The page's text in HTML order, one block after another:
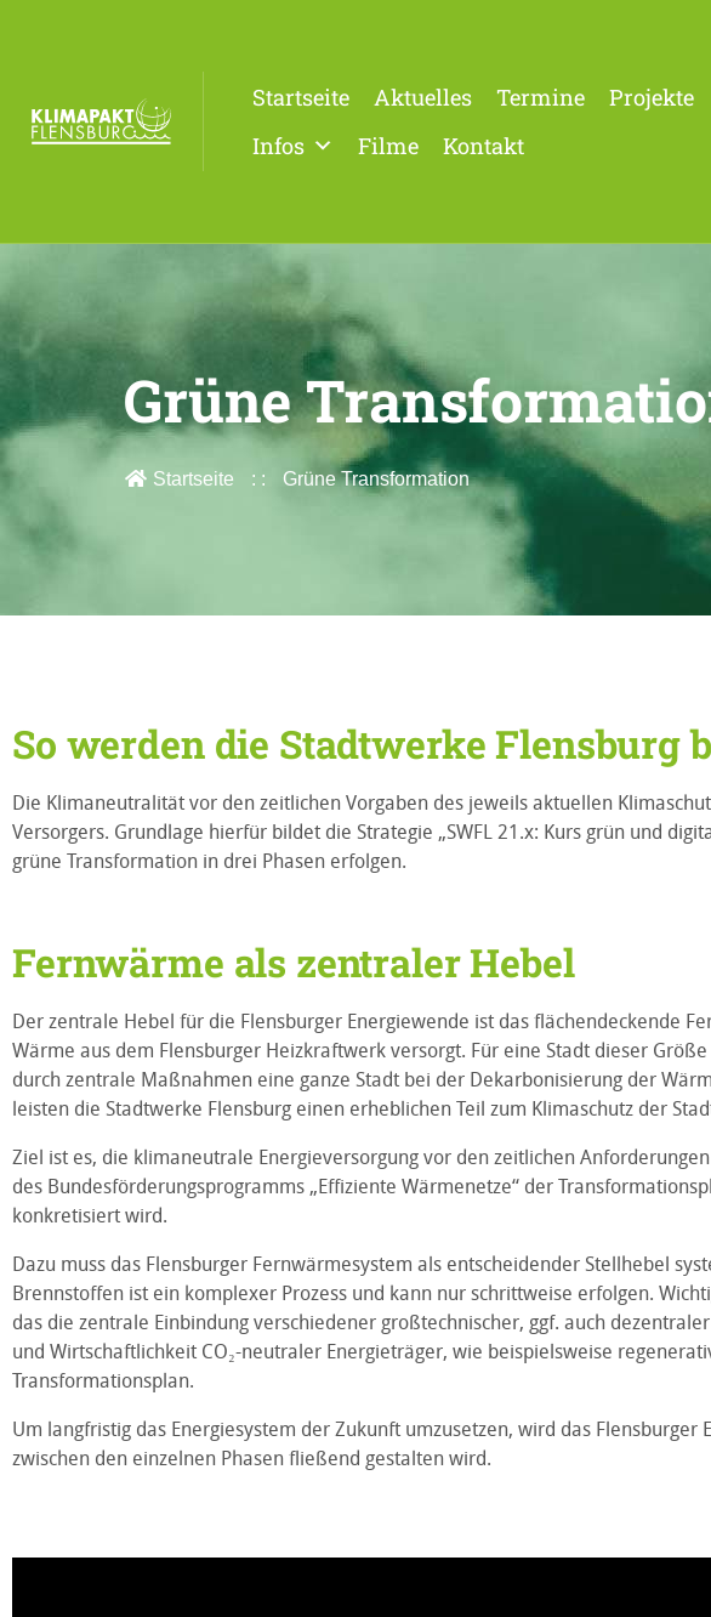
Startseite Aktuelles Termine Projekte
Infos
Filme Kontakt
Grüne
Startseite Grüne Transformation
So werden die Stadtwerke Flensburg
Die Klimaneutralität vor den zeitlichen Vorgaben des jeweils aktuellen
Versorgers. Grundlage hierfür bildet die Strategie „SWFL 21.x: Kurs grün und
grüne Transformation in drei Phasen erfolgen.
Fernwärme als zentraler Hebel
Der zentrale Hebel für die Flensburger Energiewende ist das flächendeckende
Wärme aus dem Flensburger Heizkraftwerk versorgt. Für eine Stadt dieser
durch zentrale Maßnahmen eine ganze Stadt bei der Dekarbonisierung der
leisten die Stadtwerke Flensburg einen erheblichen Teil zum Klimaschutz der
Ziel ist es, die klimaneutrale Energieversorgung vor den zeitlichen
des Bundesförderungsprogramms „Effiziente Wärmenetze“ der
konkretisiert wird.
Dazu muss das Flensburger Fernwärmesystem als entscheidender Stellhebel
Brennstoffen ist ein komplexer Prozess und kann nur schrittweise erfolgen.
das die zentrale Einbindung verschiedener großtechnischer, ggf. auch
und Wirtschaftlichkeit CO₂-neutraler Energieträger, wie beispielsweise
Transformationsplan.
Um langfristig das Energiesystem derZukunft umzusetzen, wird das
zwischen den einzelnen Phasen fließend gestalten wird.